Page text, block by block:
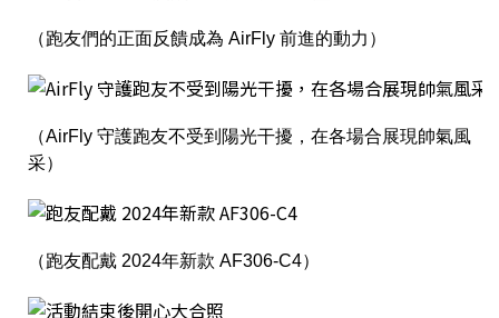
（跑友們的正面反饋成為 AirFly 前進的動力）
（AirFly 守護跑友不受到陽光干擾，在各場合展現帥氣風
采）
（跑友配戴 2024年新款 AF306-C4）